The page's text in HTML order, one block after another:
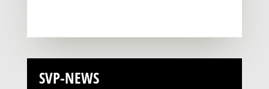
SVP-NEWS